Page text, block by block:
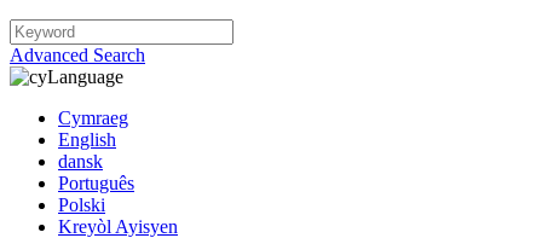
Advanced Search
Language
Cymraeg
English
dansk
Português
Polski
Kreyòl Ayisyen